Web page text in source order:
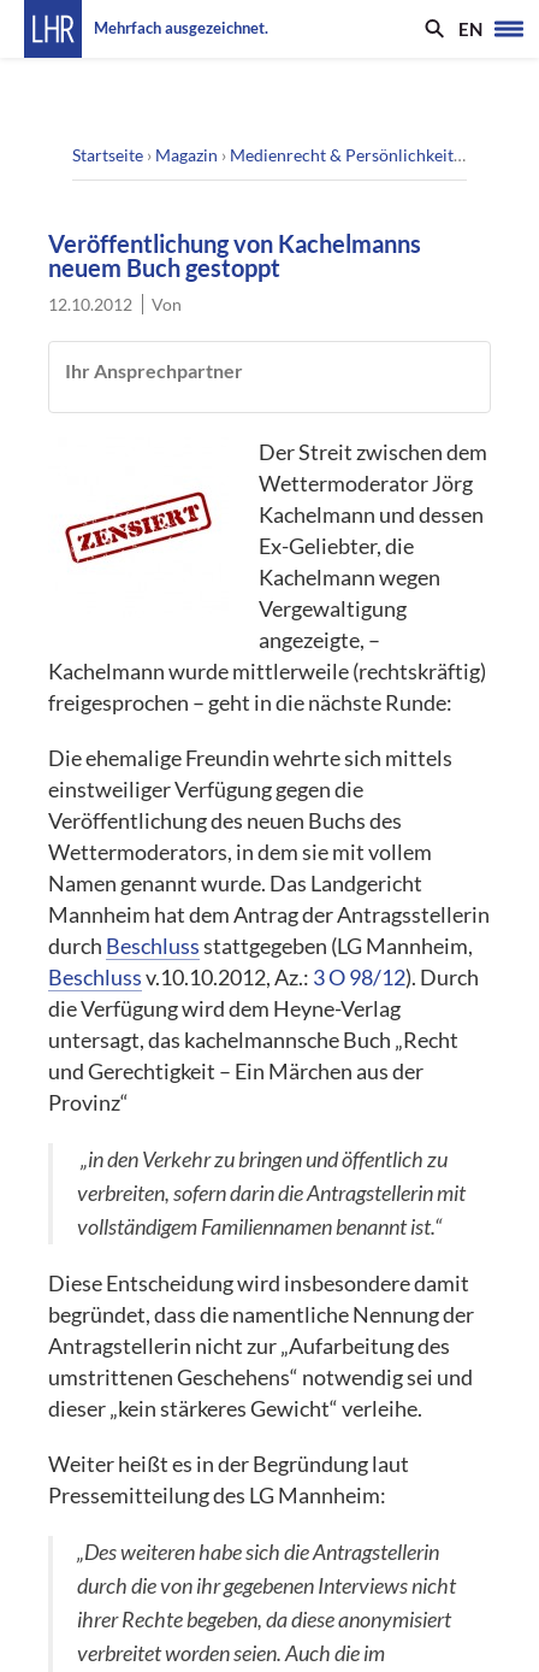
Mehrfach ausgezeichnet. EN
Startseite › Magazin › Medienrecht & Persönlichkeitsrecht
Veröffentlichung von Kachelmanns
neuem Buch gestoppt
12.10.2012 Von
Ihr Ansprechpartner
Der Streit zwischen dem
Wettermoderator Jörg
Kachelmann und dessen
Ex-Geliebter, die
Kachelmann wegen
Vergewaltigung
angezeigte, –
Kachelmann wurde mittlerweile (rechtskräftig)
freigesprochen – geht in die nächste Runde:
Die ehemalige Freundin wehrte sich mittels
einstweiliger Verfügung gegen die
Veröffentlichung des neuen Buchs des
Wettermoderators, in dem sie mit vollem
Namen genannt wurde. Das Landgericht
Mannheim hat dem Antrag der Antragsstellerin
durch Beschlussstattgegeben (LG Mannheim,
Beschlussv.10.10.2012, Az.: 3 O 98/12). Durch
die Verfügung wird dem Heyne-Verlag
untersagt, das kachelmannsche Buch „Recht
und Gerechtigkeit – Ein Märchen aus der
Provinz“
„in den Verkehr zu bringen und öffentlich zu
verbreiten, sofern darin die Antragstellerin mit
vollständigem Familiennamen benannt ist.“
Diese Entscheidung wird insbesondere damit
begründet, dass die namentliche Nennung der
Antragstellerin nicht zur „Aufarbeitung des
umstrittenen Geschehens“ notwendig sei und
dieser „kein stärkeres Gewicht“ verleihe.
Weiter heißt es in der Begründung laut
Pressemitteilung des LG Mannheim:
„Des weiteren habe sich die Antragstellerin
durch die von ihr gegebenen Interviews nicht
ihrer Rechte begeben, da diese anonymisiert
verbreitet worden seien. Auch die im